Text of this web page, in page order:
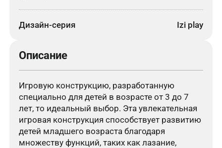
Дизайн-серия Izi play
Описание
Игровую конструкцию, разработанную
специально для детей в возрасте от 3 до 7
лет, то идеальный выбор. Эта увлекательная
игровая конструкция способствует развитию
детей младшего возраста благодаря
множеству функций, таких как лазание,